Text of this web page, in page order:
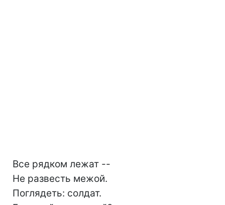
Все рядком лежат --
Не развесть межой.
Поглядеть: солдат.